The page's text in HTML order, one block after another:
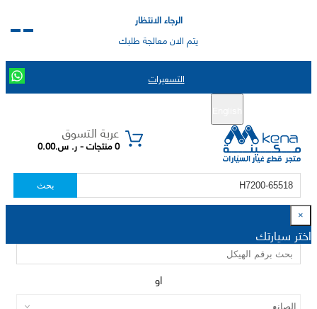
الرجاء الانتظار
يتم الان معالجة طلبك
التسعيرات
عربة التسوق
0 منتجات - ر. س.0.00
بحث
×
اختر سيارتك
او